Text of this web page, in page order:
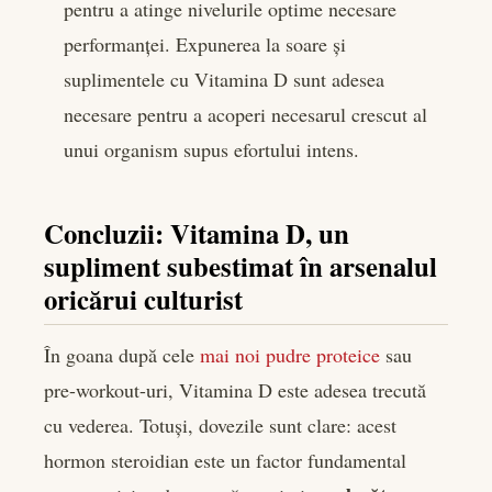
pentru a atinge nivelurile optime necesare
performanței. Expunerea la soare și
suplimentele cu Vitamina D sunt adesea
necesare pentru a acoperi necesarul crescut al
unui organism supus efortului intens.
Concluzii: Vitamina D, un
supliment subestimat în arsenalul
oricărui culturist
În goana după cele mai noi pudre proteice sau
pre-workout-uri, Vitamina D este adesea trecută
cu vederea. Totuși, dovezile sunt clare: acest
hormon steroidian este un factor fundamental